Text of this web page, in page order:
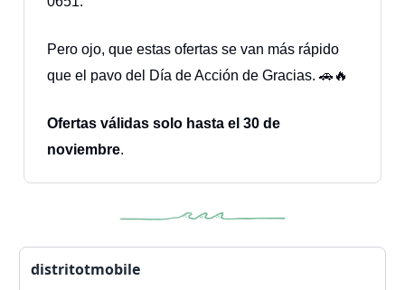
Pero ojo, que estas ofertas se van más rápido
que el pavo del Día de Acción de Gracias. 🚗🔥
Ofertas válidas solo hasta el 30 de
noviembre.
distritotmobile